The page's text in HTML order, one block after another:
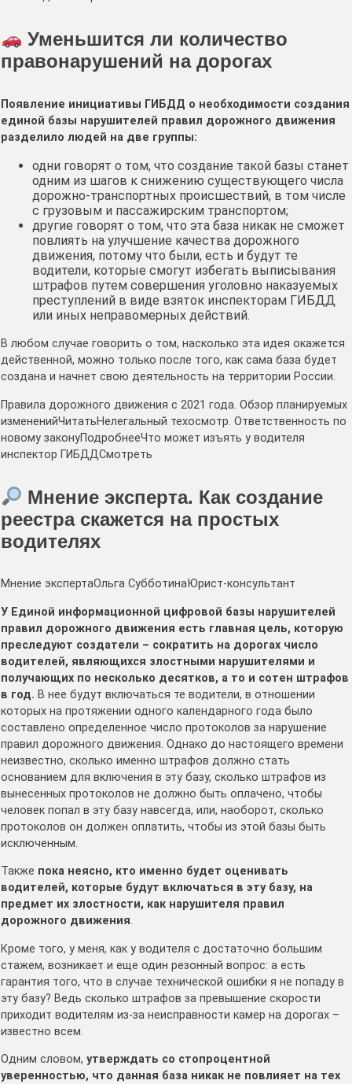
Уменьшится ли количество
правонарушений на дорогах
Появление инициативы ГИБДД о необходимости создания
единой базы нарушителей правил дорожного движения
разделило людей на две группы:
одни говорят о том, что создание такой базы станет
одним из шагов к снижению существующего числа
дорожно-транспортных происшествий, в том числе
с грузовым и пассажирским транспортом;
другие говорят о том, что эта база никак не сможет
повлиять на улучшение качества дорожного
движения, потому что были, есть и будут те
водители, которые смогут избегать выписывания
штрафов путем совершения уголовно наказуемых
преступлений в виде взяток инспекторам ГИБДД
или иных неправомерных действий.
В любом случае говорить о том, насколько эта идея окажется
действенной, можно только после того, как сама база будет
создана и начнет свою деятельность на территории России.
Правила дорожного движения с 2021 года. Обзор планируемых
измененийЧитатьНелегальный техосмотр. Ответственность по
новому законуПодробнееЧто может изъять у водителя
инспектор ГИБДДСмотреть
Мнение эксперта. Как создание
реестра скажется на простых
водителях
Мнение экспертаОльга СубботинаЮрист-консультант
У Единой информационной цифровой базы нарушителей
правил дорожного движения есть главная цель, которую
преследуют создатели – сократить на дорогах число
водителей, являющихся злостными нарушителями и
получающих по несколько десятков, а то и сотен штрафов
в год. В нее будут включаться те водители, в отношении
которых на протяжении одного календарного года было
составлено определенное число протоколов за нарушение
правил дорожного движения. Однако до настоящего времени
неизвестно, сколько именно штрафов должно стать
основанием для включения в эту базу, сколько штрафов из
вынесенных протоколов не должно быть оплачено, чтобы
человек попал в эту базу навсегда, или, наоборот, сколько
протоколов он должен оплатить, чтобы из этой базы быть
исключенным.
Также пока неясно, кто именно будет оценивать
водителей, которые будут включаться в эту базу, на
предмет их злостности, как нарушителя правил
дорожного движения.
Кроме того, у меня, как у водителя с достаточно большим
стажем, возникает и еще один резонный вопрос: а есть
гарантия того, что в случае технической ошибки я не попаду в
эту базу? Ведь сколько штрафов за превышение скорости
приходит водителям из-за неисправности камер на дорогах –
известно всем.
Одним словом, утверждать со стопроцентной
уверенностью, что данная база никак не повлияет на тех